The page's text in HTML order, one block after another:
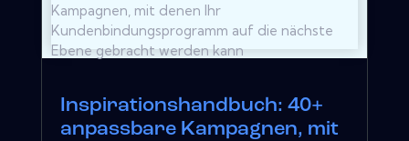
Inspirationshandbuch: 40+
anpassbare Kampagnen, mit